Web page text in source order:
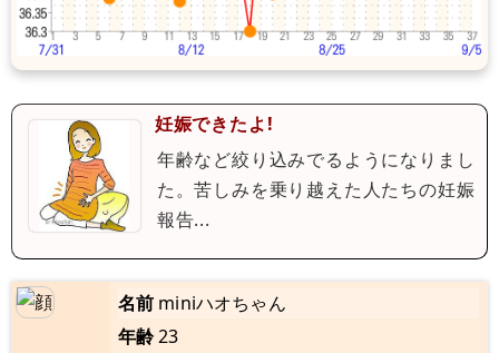
妊娠できたよ!
年齢など絞り込みでるようになりまし
た。苦しみを乗り越えた人たちの妊娠
報告...
名前 miniハオちゃん
年齢23